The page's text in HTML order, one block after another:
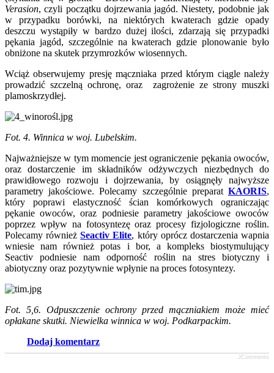
Verasion, czyli początku dojrzewania jagód. Niestety, podobnie jak
w przypadku borówki, na niektórych kwaterach gdzie opady
deszczu wystąpiły w bardzo dużej ilości, zdarzają się przypadki
pękania jagód, szczególnie na kwaterach gdzie plonowanie było
obniżone na skutek przymrozków wiosennych.
Wciąż obserwujemy presję mączniaka przed którym ciągle należy
prowadzić szczelną ochronę, oraz zagrożenie ze strony muszki
plamoskrzydłej.
Fot. 4. Winnica w woj. Lubelskim.
Najważniejsze w tym momencie jest ograniczenie pękania owoców,
oraz dostarczenie im składników odżywczych niezbędnych do
prawidłowego rozwoju i dojrzewania, by osiągnęły najwyższe
parametry jakościowe. Polecamy szczególnie preparat KAORIS,
który poprawi elastyczność ścian komórkowych ograniczając
pękanie owoców, oraz podniesie parametry jakościowe owoców
poprzez wpływ na fotosyntezę oraz procesy fizjologiczne roślin.
Polecamy równieżSeactiv Elite, który oprócz dostarczenia wapnia
wniesie nam również potas i bor, a kompleks biostymulujący
Seactiv podniesie nam odporność roślin na stres biotyczny i
abiotyczny oraz pozytywnie wpłynie na proces fotosyntezy.
Fot. 5,6. Odpuszczenie ochrony przed mączniakiem może mieć
opłakane skutki. Niewielka winnica w woj. Podkarpackim.
Dodaj komentarz
JComments